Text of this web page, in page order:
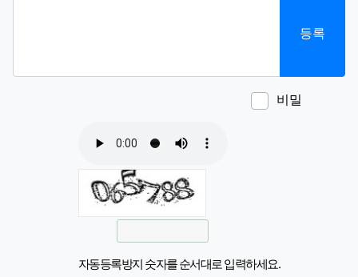
등록
비밀
자동등록방지 숫자를 순서대로 입력하세요.